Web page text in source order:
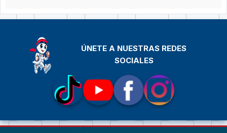
ÚNETE A NUESTRAS REDES
SOCIALES